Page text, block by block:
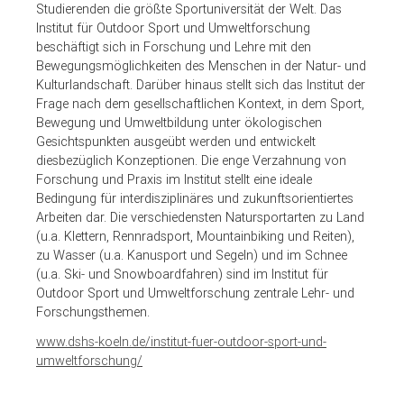
Studierenden die größte Sportuniversität der Welt. Das
Institut für Outdoor Sport und Umweltforschung
beschäftigt sich in Forschung und Lehre mit den
Bewegungsmöglichkeiten des Menschen in der Natur- und
Kulturlandschaft. Darüber hinaus stellt sich das Institut der
Frage nach dem gesellschaftlichen Kontext, in dem Sport,
Bewegung und Umweltbildung unter ökologischen
Gesichtspunkten ausgeübt werden und entwickelt
diesbezüglich Konzeptionen. Die enge Verzahnung von
Forschung und Praxis im Institut stellt eine ideale
Bedingung für interdisziplinäres und zukunftsorientiertes
Arbeiten dar. Die verschiedensten Natursportarten zu Land
(u.a. Klettern, Rennradsport, Mountainbiking und Reiten),
zu Wasser (u.a. Kanusport und Segeln) und im Schnee
(u.a. Ski- und Snowboardfahren) sind im Institut für
Outdoor Sport und Umweltforschung zentrale Lehr- und
Forschungsthemen.
www.dshs-koeln.de/institut-fuer-outdoor-sport-und-
umweltforschung/